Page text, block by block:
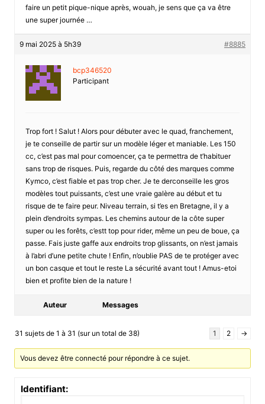
faire un petit pique-nique après, wouah, je sens que ça va être
une super journée …
9 mai 2025 à 5h39 #8885
bcp346520
Participant
Trop fort ! Salut ! Alors pour débuter avec le quad, franchement,
je te conseille de partir sur un modèle léger et maniable. Les 150
cc, c’est pas mal pour comoencer, ça te permettra de t’habituer
sans trop de risques. Puis, regarde du côté des marques comme
Kymco, c’est fiable et pas trop cher. Je te derconseille les gros
modèles tout puissants, c’est une vraie galère au début et tu
risque de te faire peur. Niveau terrain, si t’es en Bretagne, il y a
plein d’endroits sympas. Les chemins autour de la côte super
super ou les forêts, c’estt top pour rider, même un peu de boue, ça
passe. Fais juste gaffe aux endroits trop glissants, on n’est jamais
à l’abri d’une petite chute ! Enfin, n’oublie PAS de te protéger avec
un bon casque et tout le reste La sécurité avant tout ! Amus-etoi
bien et profite bien de la nature !
Auteur Messages
31 sujets de 1 à 31 (sur un total de 38) 1 2 →
Vous devez être connecté pour répondre à ce sujet.
Identifiant: